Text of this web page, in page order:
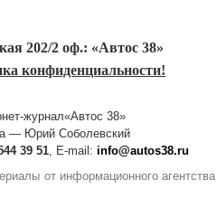
202/2 оф.: «Автос 38»
конфиденциальности!
журнал«Автос 38»
— Юрий Соболевский
39 51 , E-mail: info@autos38.ru
от информационного